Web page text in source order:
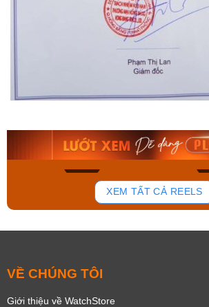
135
Orient Nam RA-
Mua ngay
XEM TẤT CẢ REELS
VỀ CHÚNG TÔI
Giới thiệu về WatchStore